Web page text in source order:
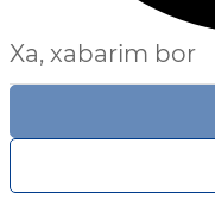
Xa, xabarim bor